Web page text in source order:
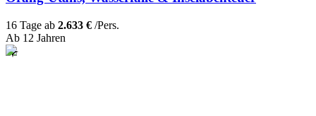
16 Tage ab 2.633 € /Pers.
Ab 12 Jahren